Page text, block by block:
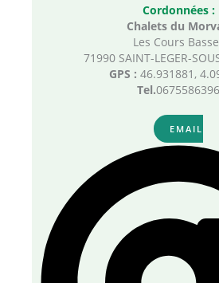
Cordonnées :
Chalets du
Les Cours
71990 SAINT-LEGER-
GPS : 46.931881,
Tel.0675586396
EMAIL